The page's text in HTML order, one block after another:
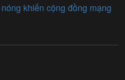
khiến cộng đồng mạng